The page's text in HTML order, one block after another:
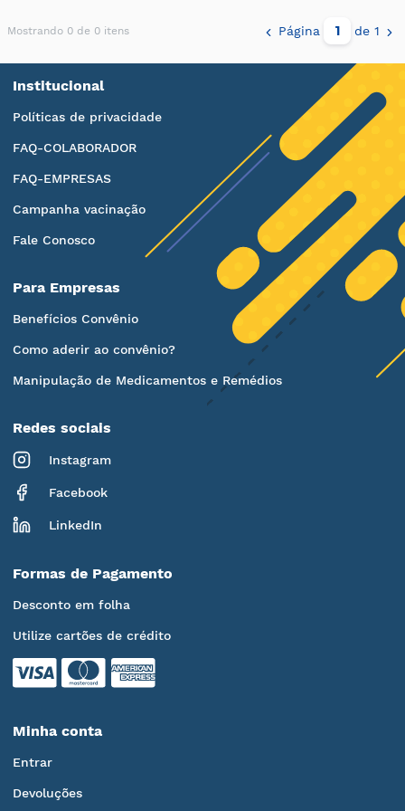
Mostrando 0 de 0 itens Página de 1
Institucional
Políticas de privacidade
FAQ-COLABORADOR
FAQ-EMPRESAS
Campanha vacinação
Fale Conosco
Para Empresas
Benefícios Convênio
Como aderir ao convênio?
Manipulação de Medicamentos e Remédios
Redes sociais
Instagram
Facebook
LinkedIn
Formas de Pagamento
Desconto em folha
Utilize cartões de crédito
Minha conta
Entrar
Devoluções